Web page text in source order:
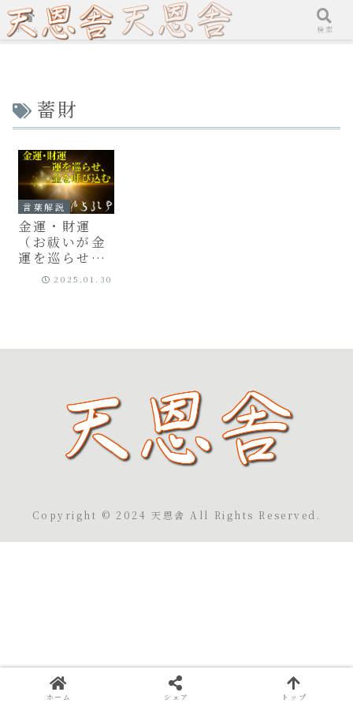
蓄財
言葉解説
金運・財運
（お祓いが金
運を巡らせ
る）
2025.01.30
Copyright © 2024 天恩舎 All Rights Reserved.
ホーム 検索
ホーム シェア トップ